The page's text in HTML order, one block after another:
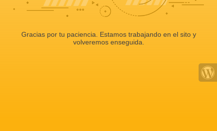
Gracias por tu paciencia. Estamos trabajando en el sito y
volveremos enseguida.